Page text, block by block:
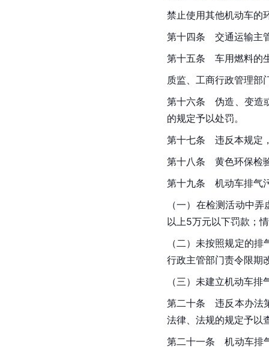
禁止使用其他机动车的
第十四条　交通运输主
第十五条　车用燃料的
质监、工商行政管理部
第十六条　伪造、变造
的规定予以处罚。
第十七条　违反本规定
第十八条　黄色环保检
第十九条　机动车排气
（一）在检测活动中
以上5万元以下罚款；
（二）未按照规定的
行政主管部门责令限期
（三）未建立机动车
第二十条　违反本办法
法律、法规的规定予以
第二十一条　机动车排